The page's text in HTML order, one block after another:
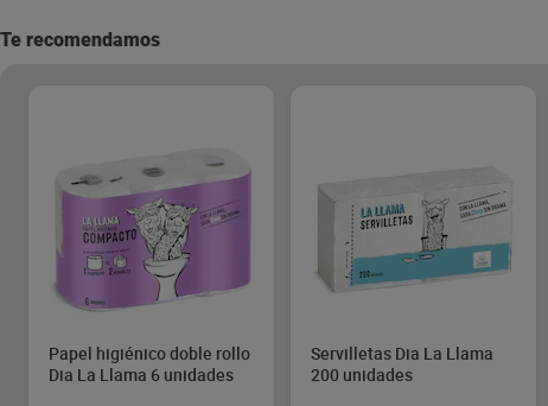
Te recomendamos
Papel higiénico doble rollo
Dia La Llama 6 unidades
Servilletas Dia La Llama
200 unidades